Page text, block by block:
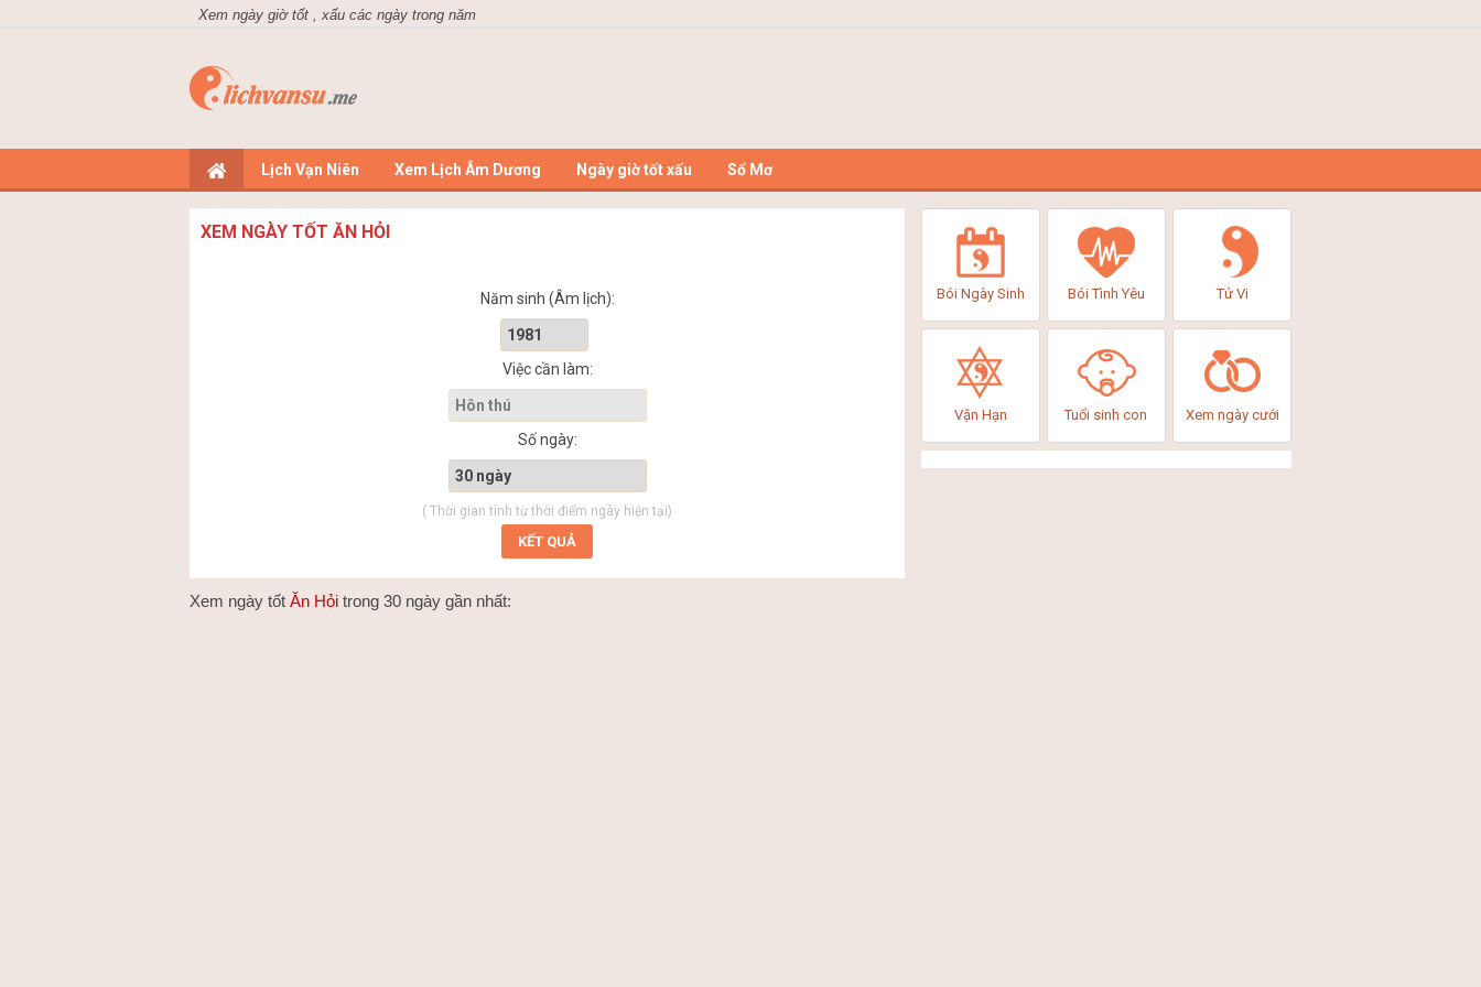
Xem ngày giờ tốt , xấu các ngày trong năm
Lịch Vạn Niên Xem Lịch Âm Dương Ngày giờ tốt xấu Sổ Mơ
XEM NGÀY TỐT ĂN HỎI
Năm sinh (Âm lịch):
Việc cần làm:
Số ngày:
( Thời gian tính từ thời điểm ngày hiện tại)
Xem ngày tốt Ăn Hỏi trong 30 ngày gần nhất:
Bói Ngày Sinh Bói Tình Yêu Tử Vi
Vận Hạn Tuổi sinh con Xem ngày cưới